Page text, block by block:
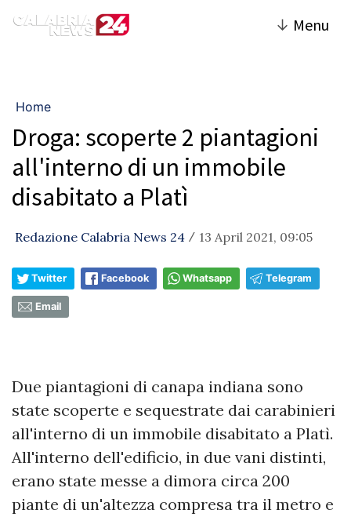
↓ Menu
Home
Droga: scoperte 2 piantagioni
all'interno di un immobile
disabitato a Platì
Redazione Calabria News 24 / 13 April 2021, 09:05
Twitter Facebook Whatsapp Telegram
Email
Due piantagioni di canapa indiana sono
state scoperte e sequestrate dai carabinieri
all'interno di un immobile disabitato a Platì.
All'interno dell'edificio, in due vani distinti,
erano state messe a dimora circa 200
piante di un'altezza compresa tra il metro e